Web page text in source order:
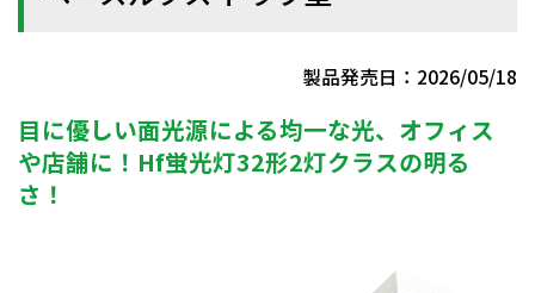
製品発売日：2026/05/18
目に優しい面光源による均一な光、オフィス
や店舗に！Hf蛍光灯32形2灯クラスの明る
さ！